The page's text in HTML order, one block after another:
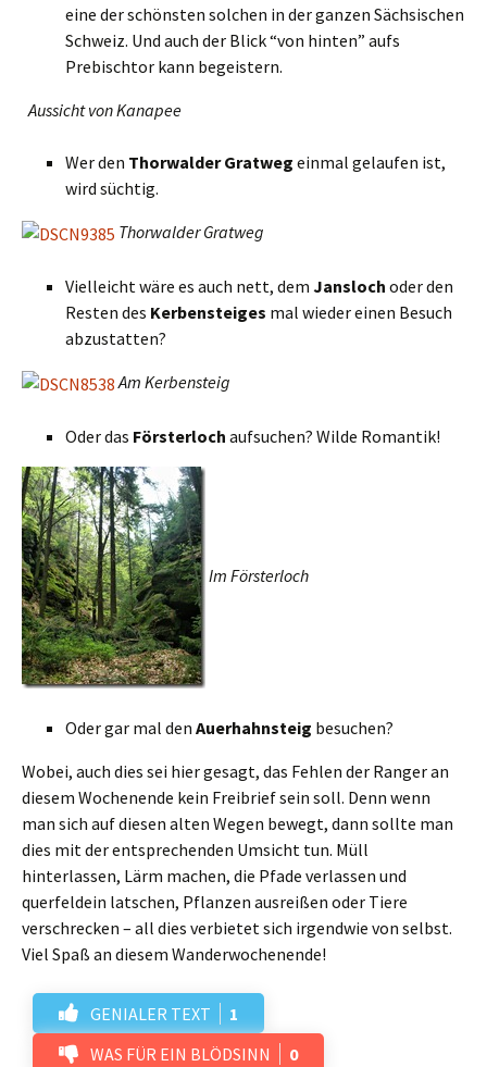
eine der schönsten solchen in der ganzen Sächsischen
Schweiz. Und auch der Blick “von hinten” aufs
Prebischtor kann begeistern.
Aussicht von Kanapee
Wer den Thorwalder Gratweg einmal gelaufen ist,
wird süchtig.
Thorwalder Gratweg
Vielleicht wäre es auch nett, dem Jansloch oder den
Resten des Kerbensteiges mal wieder einen Besuch
abzustatten?
Am Kerbensteig
Oder das Försterloch aufsuchen? Wilde Romantik!
Im Försterloch
Oder gar mal den Auerhahnsteig besuchen?
Wobei, auch dies sei hier gesagt, das Fehlen der Ranger an
diesem Wochenende kein Freibrief sein soll. Denn wenn
man sich auf diesen alten Wegen bewegt, dann sollte man
dies mit der entsprechenden Umsicht tun. Müll
hinterlassen, Lärm machen, die Pfade verlassen und
querfeldein latschen, Pflanzen ausreißen oder Tiere
verschrecken – all dies verbietet sich irgendwie von selbst.
Viel Spaß an diesem Wanderwochenende!
GENIALER TEXT
1
WAS FÜR EIN BLÖDSINN
0